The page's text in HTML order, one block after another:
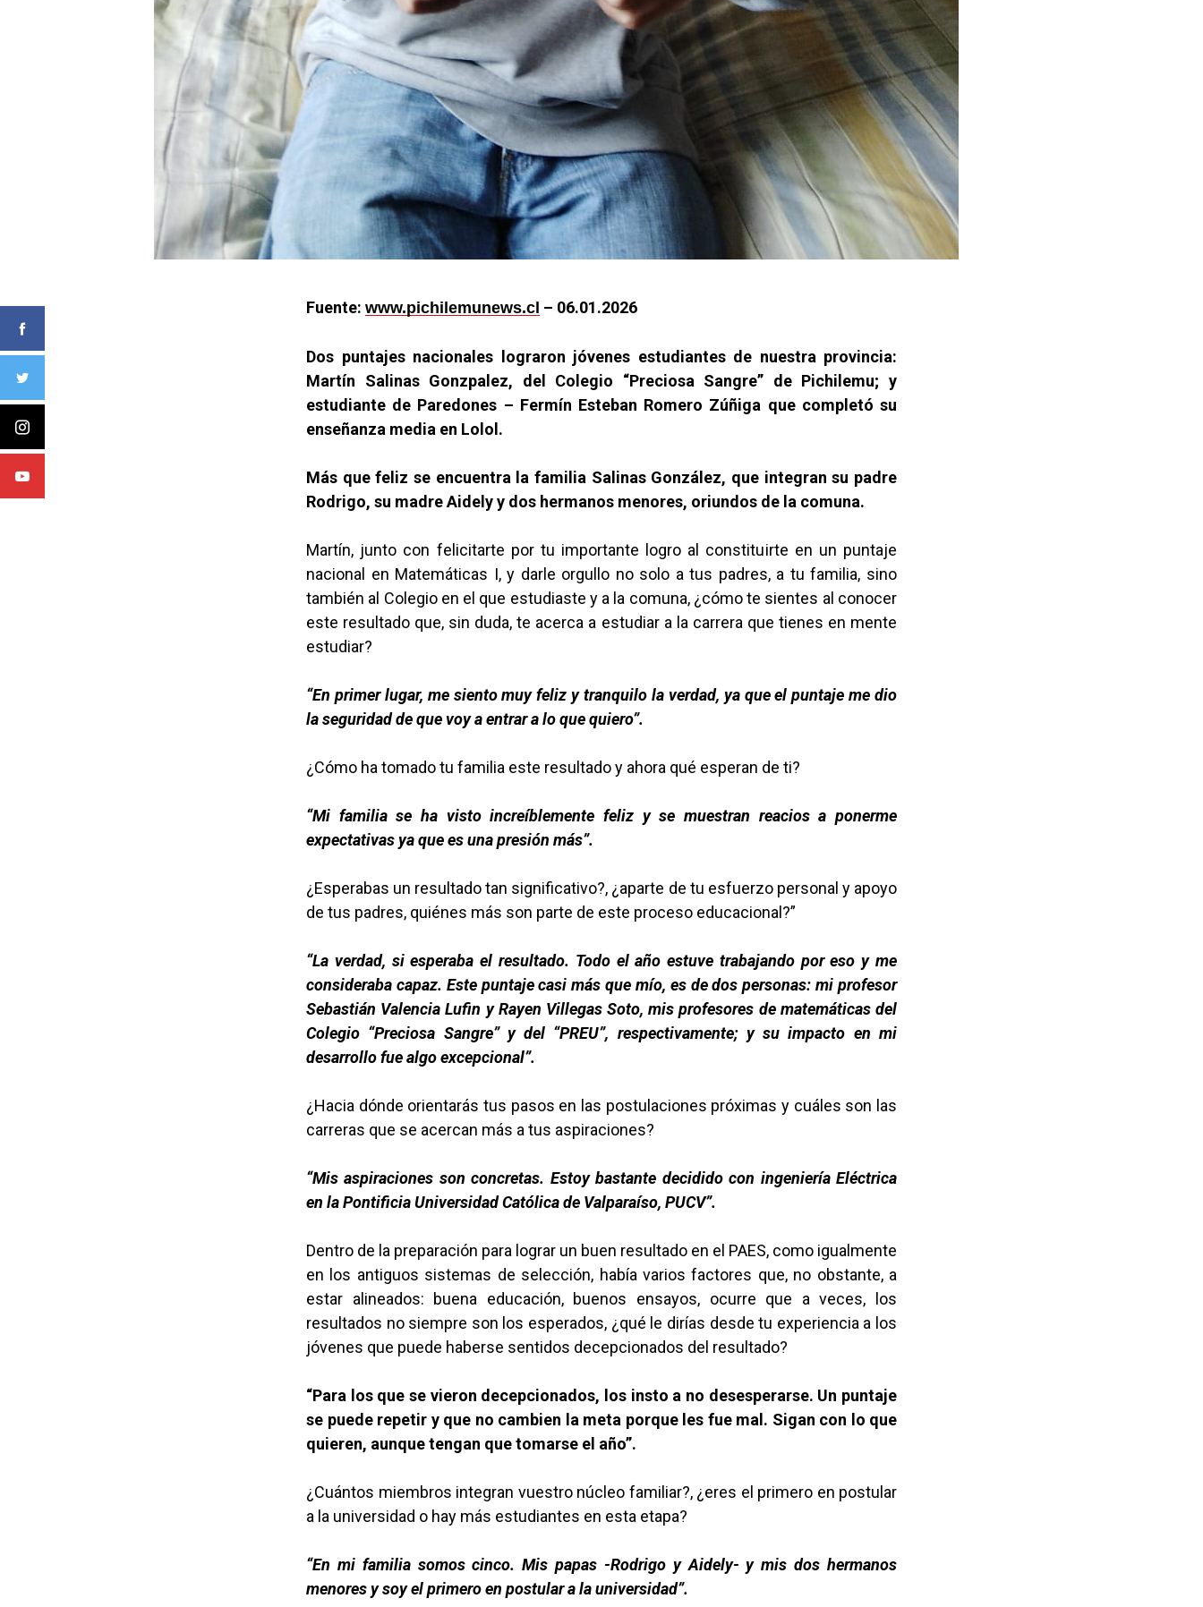
Fuente: www.pichilemunews.cl – 06.01.2026
Dos puntajes nacionales lograron jóvenes estudiantes de nuestra provincia:
Martín Salinas Gonzpalez, del Colegio “Preciosa Sangre” de Pichilemu; y
estudiante de Paredones – Fermín Esteban Romero Zúñiga que completó su
enseñanza media en Lolol.
Más que feliz se encuentra la familia Salinas González, que integran su padre
Rodrigo, su madre Aidely y dos hermanos menores, oriundos de la comuna.
Martín, junto con felicitarte por tu importante logro al constituirte en un puntaje
nacional en Matemáticas I, y darle orgullo no solo a tus padres, a tu familia, sino
también al Colegio en el que estudiaste y a la comuna, ¿cómo te sientes al conocer
este resultado que, sin duda, te acerca a estudiar a la carrera que tienes en mente
estudiar?
“En primer lugar, me siento muy feliz y tranquilo la verdad, ya que el puntaje me dio
la seguridad de que voy a entrar a lo que quiero”.
¿Cómo ha tomado tu familia este resultado y ahora qué esperan de ti?
“Mi familia se ha visto increíblemente feliz y se muestran reacios a ponerme
expectativas ya que es una presión más”.
¿Esperabas un resultado tan significativo?, ¿aparte de tu esfuerzo personal y apoyo
de tus padres, quiénes más son parte de este proceso educacional?”
“La verdad, si esperaba el resultado. Todo el año estuve trabajando por eso y me
consideraba capaz. Este puntaje casi más que mío, es de dos personas: mi profesor
Sebastián Valencia Lufin y Rayen Villegas Soto, mis profesores de matemáticas del
Colegio “Preciosa Sangre” y del “PREU”, respectivamente; y su impacto en mi
desarrollo fue algo excepcional”.
¿Hacia dónde orientarás tus pasos en las postulaciones próximas y cuáles son las
carreras que se acercan más a tus aspiraciones?
“Mis aspiraciones son concretas. Estoy bastante decidido con ingeniería Eléctrica
en la Pontificia Universidad Católica de Valparaíso, PUCV”.
Dentro de la preparación para lograr un buen resultado en el PAES, como igualmente
en los antiguos sistemas de selección, había varios factores que, no obstante, a
estar alineados: buena educación, buenos ensayos, ocurre que a veces, los
resultados no siempre son los esperados, ¿qué le dirías desde tu experiencia a los
jóvenes que puede haberse sentidos decepcionados del resultado?
“Para los que se vieron decepcionados, los insto a no desesperarse. Un puntaje
se puede repetir y que no cambien la meta porque les fue mal. Sigan con lo que
quieren, aunque tengan que tomarse el año”.
¿Cuántos miembros integran vuestro núcleo familiar?, ¿eres el primero en postular
a la universidad o hay más estudiantes en esta etapa?
“En mi familia somos cinco. Mis papas -Rodrigo y Aidely- y mis dos hermanos
menores y soy el primero en postular a la universidad”.